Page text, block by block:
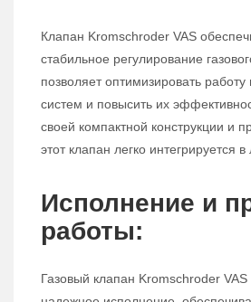
Клапан Kromschroder VAS
стабильное регулирование
позволяет оптимизировать
систем и повысить их
своей компактной конструкции и
этот клапан легко интегрируется
Исполнение и
работы:
Газовый клапан Kromschroder